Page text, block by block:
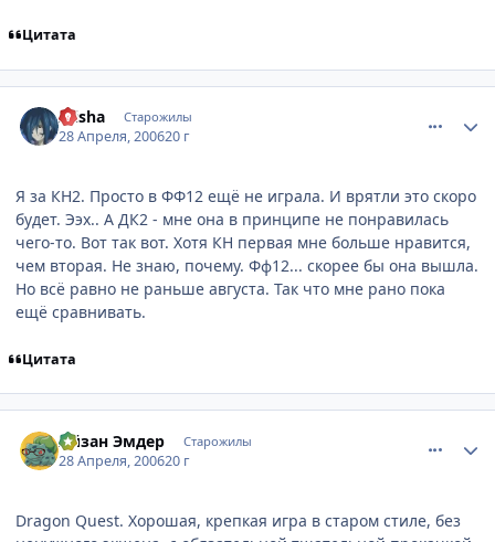
Цитата
Alisha Старожилы
28 Апреля, 200620 г
Я за КН2. Просто в ФФ12 ещё не играла. И врятли это скоро
будет. Ээх.. А ДК2 - мне она в принципе не понравилась
чего-то. Вот так вот. Хотя КН первая мне больше нравится,
чем вторая. Не знаю, почему. Фф12... скорее бы она вышла.
Но всё равно не раньше августа. Так что мне рано пока
ещё сравнивать.
Цитата
Айзан Эмдер Старожилы
28 Апреля, 200620 г
Dragon Quest. Хорошая, крепкая игра в старом стиле, без